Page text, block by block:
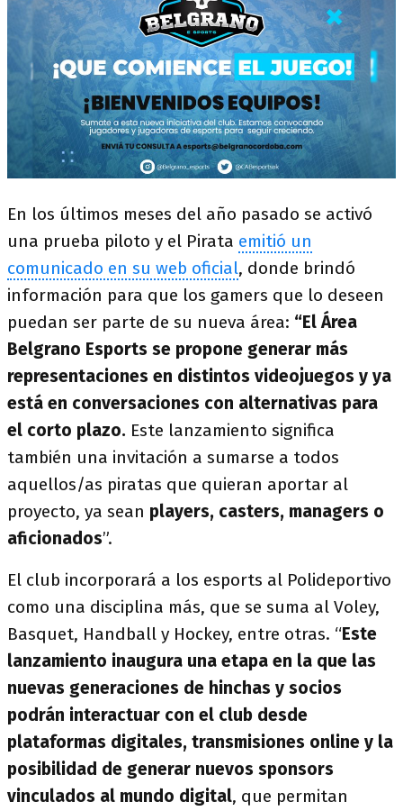
En los últimos meses del año pasado se activó
una prueba piloto y el Pirata emitió un
comunicado en su web oficial, donde brindó
información para que los gamers que lo deseen
puedan ser parte de su nueva área: “El Área
Belgrano Esports se propone generar más
representaciones en distintos videojuegos y ya
está en conversaciones con alternativas para
el corto plazo. Este lanzamiento significa
también una invitación a sumarse a todos
aquellos/as piratas que quieran aportar al
proyecto, ya sean players, casters, managers o
aficionados”.
El club incorporará a los esports al Polideportivo
como una disciplina más, que se suma al Voley,
Basquet, Handball y Hockey, entre otras. “Este
lanzamiento inaugura una etapa en la que las
nuevas generaciones de hinchas y socios
podrán interactuar con el club desde
plataformas digitales, transmisiones online y la
posibilidad de generar nuevos sponsors
vinculados al mundo digital, que permitan